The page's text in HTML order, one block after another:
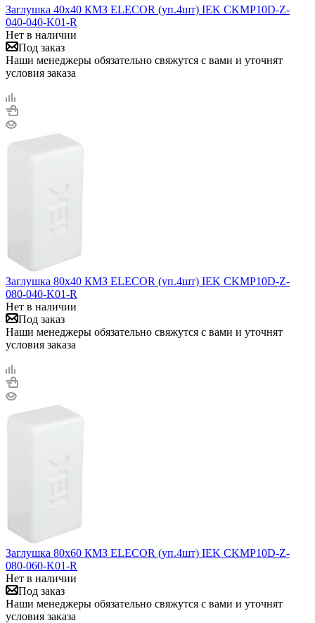
Заглушка 40х40 КМЗ ELECOR (уп.4шт) IEK CKMP10D-Z-
040-040-K01-R
Нет в наличии
Под заказ
Наши менеджеры обязательно свяжутся с вами и уточнят
условия заказа
Заглушка 80х40 КМЗ ELECOR (уп.4шт) IEK CKMP10D-Z-
080-040-K01-R
Нет в наличии
Под заказ
Наши менеджеры обязательно свяжутся с вами и уточнят
условия заказа
Заглушка 80х60 КМЗ ELECOR (уп.4шт) IEK CKMP10D-Z-
080-060-K01-R
Нет в наличии
Под заказ
Наши менеджеры обязательно свяжутся с вами и уточнят
условия заказа